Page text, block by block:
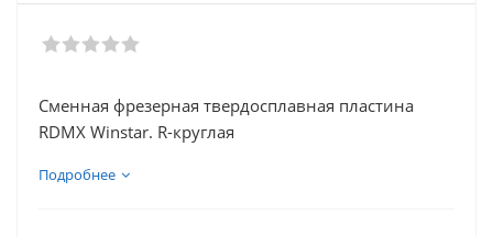
Сменная фрезерная твердосплавная пластина
RDMX Winstar. R-круглая
Подробнее